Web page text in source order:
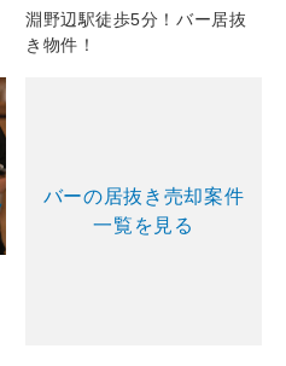
淵野辺駅徒歩5分！バー居抜
き物件！
バーの居抜き売却案件
一覧を見る